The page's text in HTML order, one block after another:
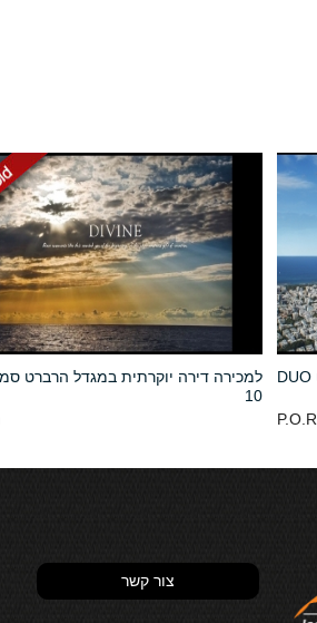
למכירה דירה יוקרתית במגדל הרברט
10
דירת 3 חדרים פינתית למכירה בפרויקט DUO
P.O.R
צור קשר